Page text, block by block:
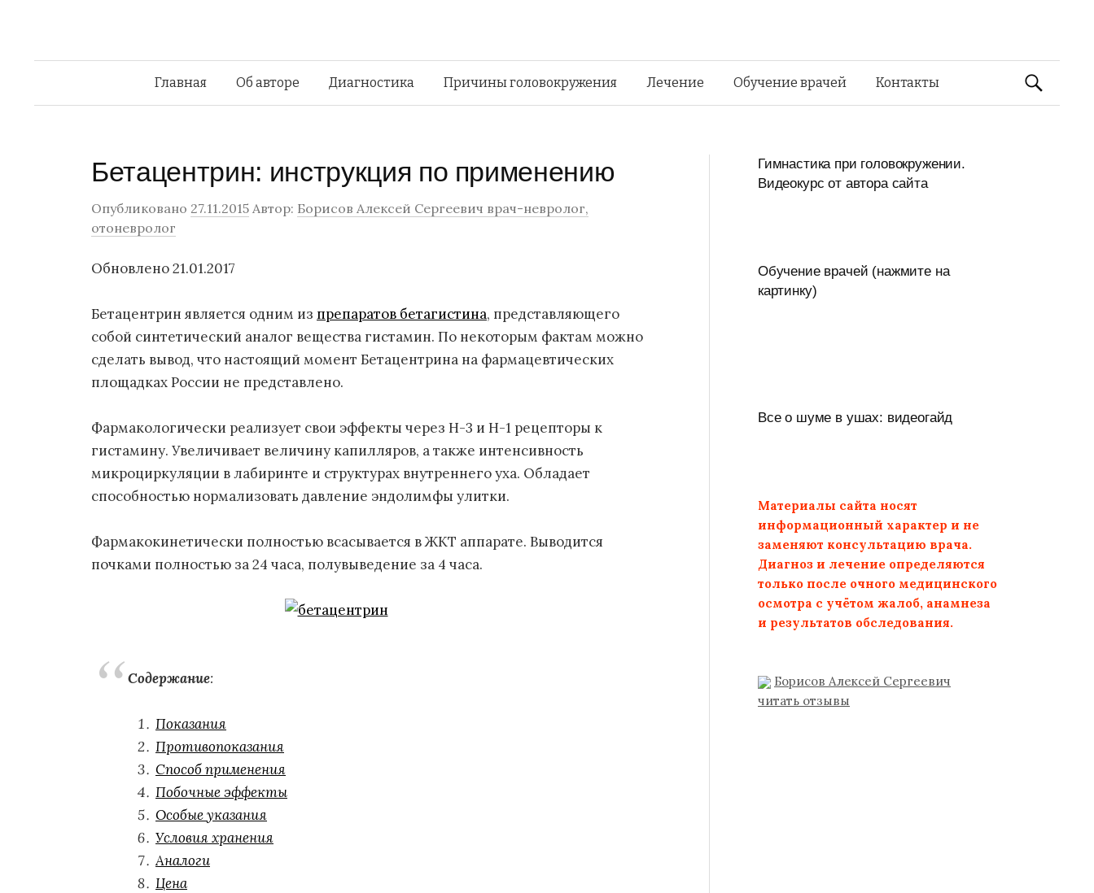
Перейти
содержимому
Главная Об авторе Диагностика Причины головокружения Лечение Обучение врачей Контакты Найти:
Бетацентрин: инструкция по применению
Опубликовано 27.11.2015 Автор: Борисов Алексей Сергеевич врач-невролог,
отоневролог
Обновлено 21.01.2017
Бетацентрин является одним из препаратов бетагистина, представляющего
собой синтетический аналог вещества гистамин. По некоторым фактам можно
сделать вывод, что настоящий момент Бетацентрина на фармацевтических
площадках России не представлено.
Фармакологически реализует свои эффекты через H-3 и H-1 рецепторы к
гистамину. Увеличивает величину капилляров, а также интенсивность
микроциркуляции в лабиринте и структурах внутреннего уха. Обладает
способностью нормализовать давление эндолимфы улитки.
Фармакокинетически полностью всасывается в ЖКТ аппарате. Выводится
почками полностью за 24 часа, полувыведение за 4 часа.
Содержание:
Показания
Противопоказания
Способ применения
Побочные эффекты
Особые указания
Условия хранения
Аналоги
Цена
Гимнастика при головокружении.
Видеокурс от автора сайта
Обучение врачей (нажмите на
картинку)
Все о шуме в ушах: видеогайд
Материалы сайта носят
информационный характер и не
заменяют консультацию врача.
Диагноз и лечение определяются
только после очного медицинского
осмотра с учётом жалоб, анамнеза
и результатов обследования.
Борисов Алексей Сергеевич
читать отзывы